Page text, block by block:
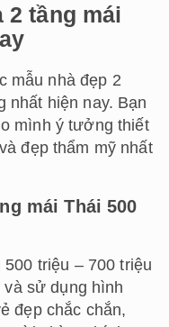
2 tầng mái
mẫu nhà đẹp 2
nhất hiện nay. Bạn
mình ý tưởng thiết
đẹp thẩm mỹ nhất
mái Thái 500
triệu – 700 triệu
sử dụng hình
đẹp chắc chắn,